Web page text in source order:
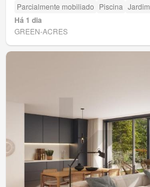
Parcialmente mobiliado Piscina Jardim
Há 1 dia
GREEN-ACRES